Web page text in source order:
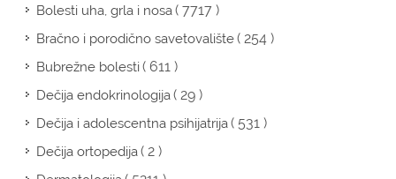
Bolesti uha, grla i nosa( 7717 )
Bračno i porodično savetovalište( 254 )
Bubrežne bolesti( 611 )
Dečija endokrinologija( 29 )
Dečija i adolescentna psihijatrija( 531 )
Dečija ortopedija( 2 )